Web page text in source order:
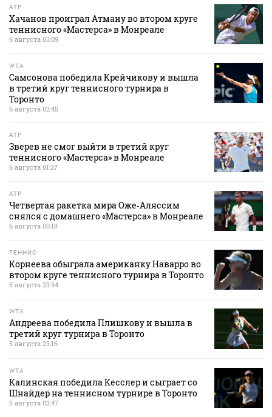
ATP
Хачанов проиграл Атману во втором круге
теннисного «Мастерса» в Монреале
6 августа 03:09
WTA
Самсонова победила Крейчикову и вышла
в третий круг теннисного турнира в
Торонто
6 августа 02:45
ATP
Зверев не смог выйти в третий круг
теннисного «Мастерса» в Монреале
6 августа 01:27
ATP
Четвертая ракетка мира Оже‑Аляссим
снялся с домашнего «Мастерса» в Монреале
6 августа 00:18
ТЕННИС
Корнеева обыграла американку Наварро во
втором круге теннисного турнира в Торонто
5 августа 23:34
WTA
Андреева победила Плишкову и вышла в
третий круг турнира в Торонто
5 августа 23:16
WTA
Калинская победила Кесслер и сыграет со
Шнайдер на теннисном турнире в Торонто
5 августа 03:47